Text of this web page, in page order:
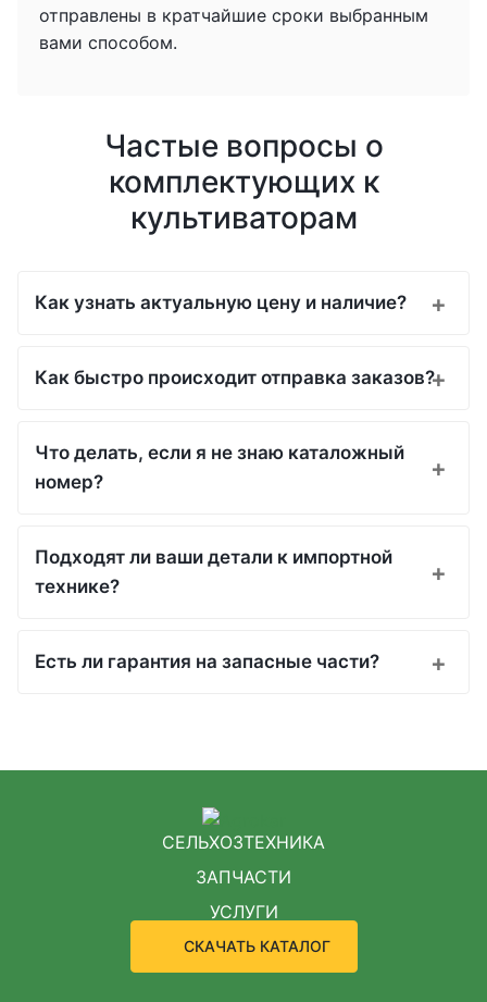
отправлены в кратчайшие сроки выбранным
вами способом.
Частые вопросы о
комплектующих к
культиваторам
Как узнать актуальную цену и наличие?
Как быстро происходит отправка заказов?
Что делать, если я не знаю каталожный
номер?
Подходят ли ваши детали к импортной
технике?
Есть ли гарантия на запасные части?
СЕЛЬХОЗТЕХНИКА
ЗАПЧАСТИ
УСЛУГИ
СКАЧАТЬ КАТАЛОГ